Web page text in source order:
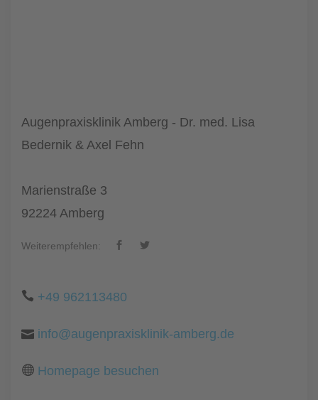
Augenpraxisklinik Amberg - Dr. med. Lisa
Bedernik & Axel Fehn
Marienstraße 3
92224 Amberg
Weiterempfehlen:
+49 962113480
info@augenpraxisklinik-amberg.de
Homepage besuchen